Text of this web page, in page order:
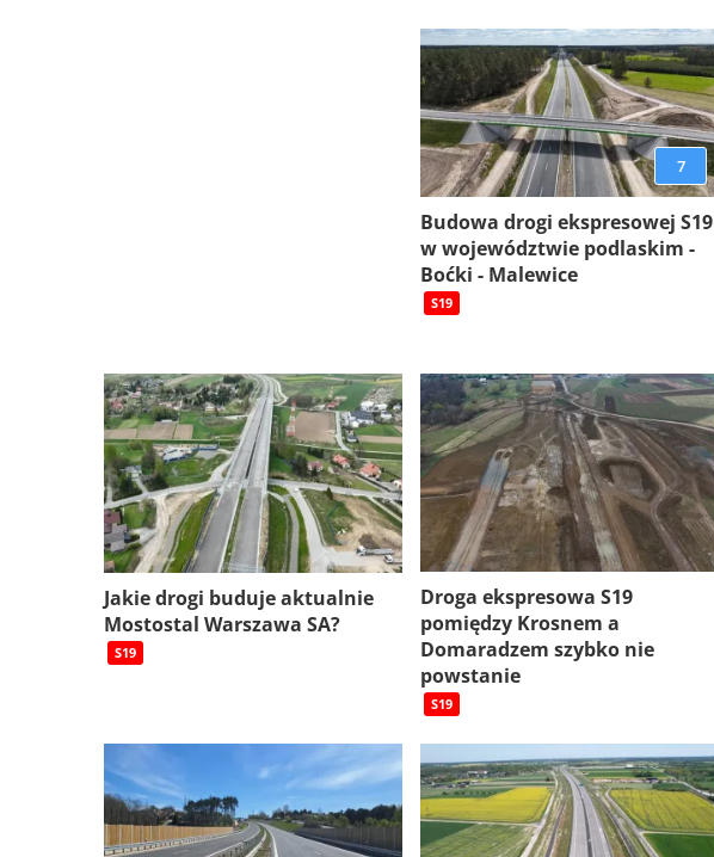
7
Budowa drogi ekspresowej S19
w województwie podlaskim -
Boćki - Malewice
S19
Jakie drogi buduje aktualnie
Mostostal Warszawa SA?
S19
Droga ekspresowa S19
pomiędzy Krosnem a
Domaradzem szybko nie
powstanie
S19